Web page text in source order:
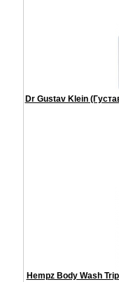
Dr Gustav Klein
Hempz Body Wash